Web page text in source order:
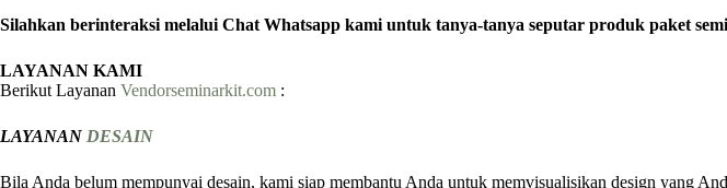
Silahkan berinteraksi melalui Chat Whatsapp kami untuk tanya-tanya seputar produk paket
LAYANAN KAMI
Berikut Layanan Vendorseminarkit.com :
LAYANAN DESAIN
Bila Anda belum mempunyai desain, kami siap membantu Anda untuk memvisualisikan design yang